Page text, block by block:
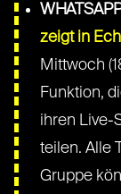
zeigt in
Mittwoch
Funktion,
ihren Live-
teilen. Alle
Gruppe